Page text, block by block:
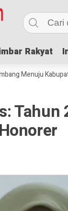
Rakyat
Rakyat
Kabupaten